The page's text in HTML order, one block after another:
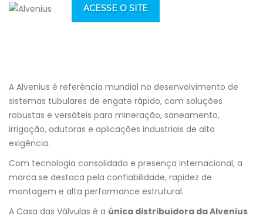
ACESSE O SITE
A Alvenius é referência mundial no desenvolvimento de
sistemas tubulares de engate rápido, com soluções
robustas e versáteis para mineração, saneamento,
irrigação, adutoras e aplicações industriais de alta
exigência.
Com tecnologia consolidada e presença internacional, a
marca se destaca pela confiabilidade, rapidez de
montagem e alta performance estrutural.
A Casa das Válvulas é a única distribuidora da Alvenius